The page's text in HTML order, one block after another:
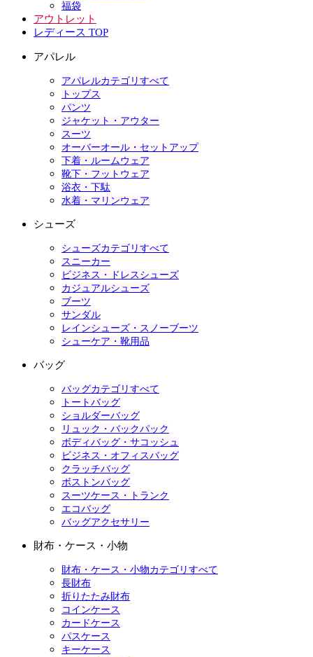
福袋
アウトレット
レディース TOP
アパレル
アパレルカテゴリすべて
トップス
パンツ
ジャケット・アウター
スーツ
オーバーオール・セットアップ
下着・ルームウェア
靴下・フットウェア
浴衣・下駄
水着・マリンウェア
シューズ
シューズカテゴリすべて
スニーカー
ビジネス・ドレスシューズ
カジュアルシューズ
ブーツ
サンダル
レインシューズ・スノーブーツ
シューケア・靴用品
バッグ
バッグカテゴリすべて
トートバッグ
ショルダーバッグ
リュック・バックパック
ボディバッグ・サコッシュ
ビジネス・オフィスバッグ
クラッチバッグ
ボストンバッグ
スーツケース・トランク
エコバッグ
バッグアクセサリー
財布・ケース・小物
財布・ケース・小物カテゴリすべて
長財布
折りたたみ財布
コインケース
カードケース
パスケース
キーケース